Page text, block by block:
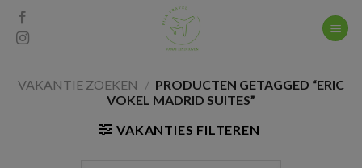
Skip
content
VAKANTIE ZOEKEN / PRODUCTEN GETAGGED “ERIC
VOKEL MADRID SUITES”
VAKANTIES FILTEREN